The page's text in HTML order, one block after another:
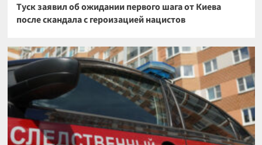
Туск заявил об ожидании первого шага от Киева
после скандала с героизацией нацистов